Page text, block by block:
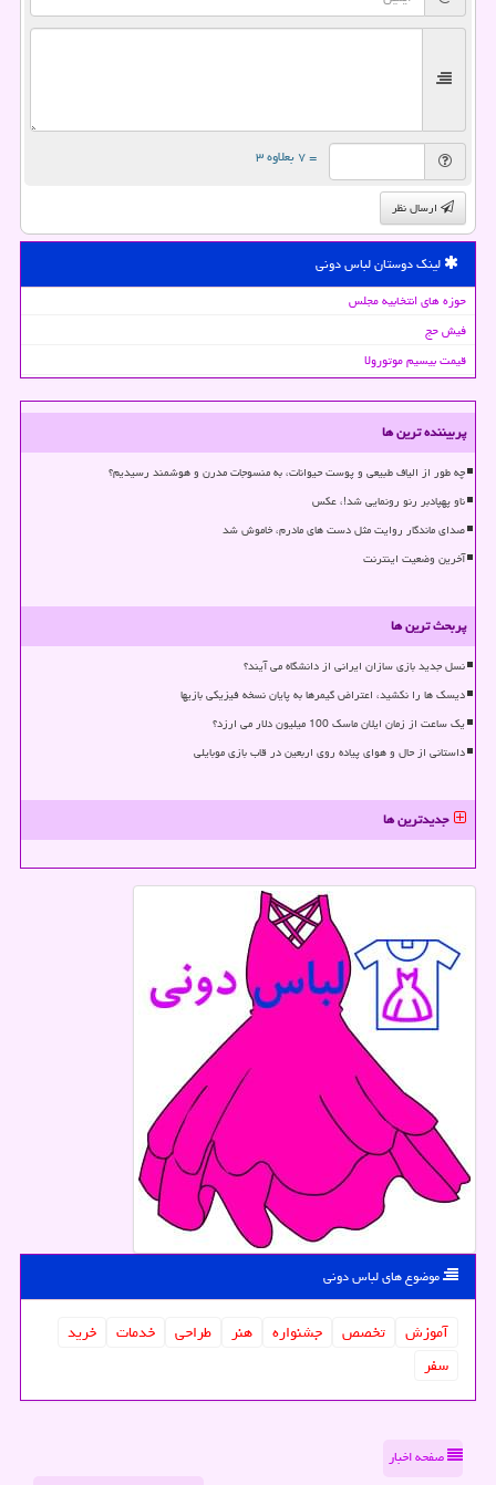
= ۷ بعلاوه ۳
ارسال نظر
لینک دوستان لباس دونی
حوزه های انتخابیه مجلس
فیش حج
قیمت بیسیم موتورولا
پربیننده ترین ها
چه طور از الیاف طبیعی و پوست حیوانات، به منسوجات مدرن و هوشمند رسیدیم؟
ناو پهپادبر رنو رونمایی شد!، عکس
صدای ماندگار روایت مثل دست های مادرم، خاموش شد
آخرین وضعیت اینترنت
پربحث ترین ها
نسل جدید بازی سازان ایرانی از دانشگاه می آیند؟
دیسک ها را نکشید، اعتراض گیمرها به پایان نسخه فیزیکی بازیها
یک ساعت از زمان ایلان ماسک 100 میلیون دلار می ارزد؟
داستانی از حال و هوای پیاده روی اربعین در قاب بازی موبایلی
جدیدترین ها
موضوع های لباس دونی
آموزش تخصص جشنواره هنر طراحی خدمات
خرید
سفر
صفحه اخبار